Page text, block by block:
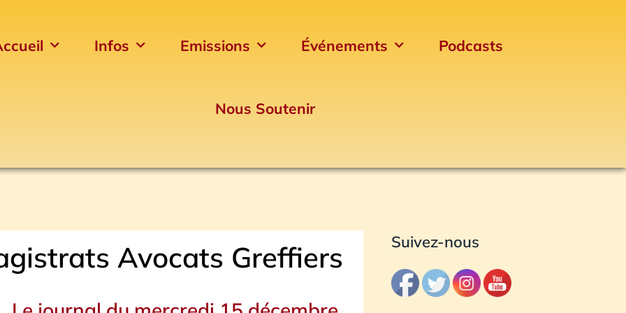
Infos Emissions Événements Podcasts
Nous Soutenir
Avocats Greffiers Suivez-nous
Archives